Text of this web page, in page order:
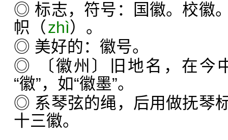
◎ 标志，符号：国徽。校徽
帜（zhì）。
◎ 美好的：徽号。
◎ 〔徽州〕旧地名，在今
“徽”，如“徽墨”。
◎ 系琴弦的绳，后用做抚琴
十三徽。